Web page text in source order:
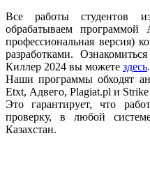
Все работы студентов
обрабатываем программой
профессиональная версия)
разработками.
Киллер 2024 вы можете здесь.
Наши программы обходят
Etxt, Адвего, Plagiat.pl и
Это гарантирует, что
проверку, в любой
Казахстан.